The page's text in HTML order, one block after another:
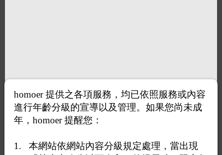
homoer 提供之各項服務，均已依照服務或內容
進行年齡分級的宣導以及管理。如果您尚未成
年，homoer 提醒您：
本網站依網站內容分級規定處理，當出現